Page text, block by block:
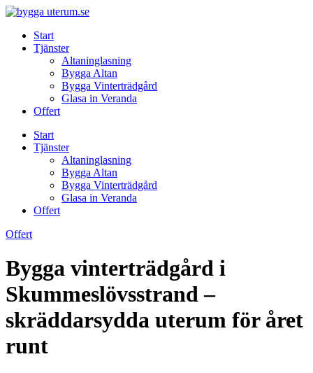
Skip
contentStart
Tjänster
Altaninglasning
Bygga Altan
Bygga Vinterträdgård
Glasa in Veranda
Offert
Start
Tjänster
Altaninglasning
Bygga Altan
Bygga Vinterträdgård
Glasa in Veranda
Offert
Offert
Bygga vinterträdgård i
Skummeslövsstrand –
skräddarsydda uterum för året
runt